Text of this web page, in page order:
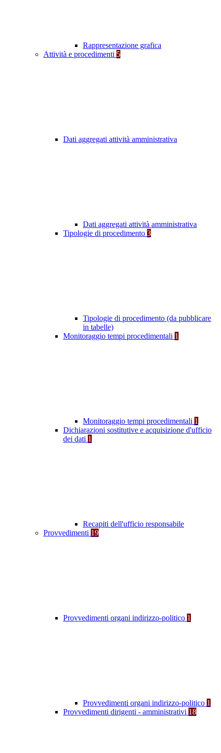
Rappresentazione grafica
Attività e procedimenti 5
Dati aggregati attività amministrativa
Dati aggregati attività amministrativa
Tipologie di procedimento 3
Tipologie di procedimento (da pubblicare
in tabelle)
Monitoraggio tempi procedimentali 1
Monitoraggio tempi procedimentali 1
Dichiarazioni sostitutive e acquisizione d'ufficio
dei dati 1
Recapiti dell'ufficio responsabile
Provvedimenti 19
Provvedimenti organi indirizzo-politico 1
Provvedimenti organi indirizzo-politico 1
Provvedimenti dirigenti - amministrativi 18